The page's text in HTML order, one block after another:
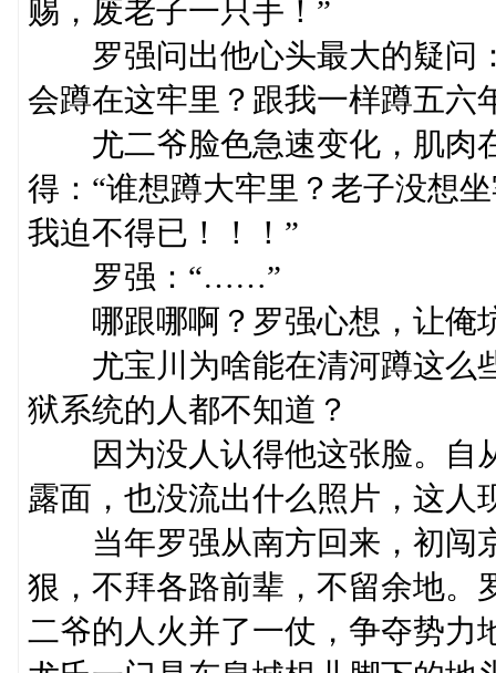
赐，废老子一只手！”
罗强问出他心头最大的疑问：
会蹲在这牢里？跟我一样蹲五六
尤二爷脸色急速变化，肌肉
得：“谁想蹲大牢里？老子没想
我迫不得已！！！”
罗强：“……”
哪跟哪啊？罗强心想，让俺
尤宝川为啥能在清河蹲这么
狱系统的人都不知道？
因为没人认得他这张脸。自
露面，也没流出什么照片，这人
当年罗强从南方回来，初闯
狠，不拜各路前辈，不留余地。
二爷的人火并了一仗，争夺势力